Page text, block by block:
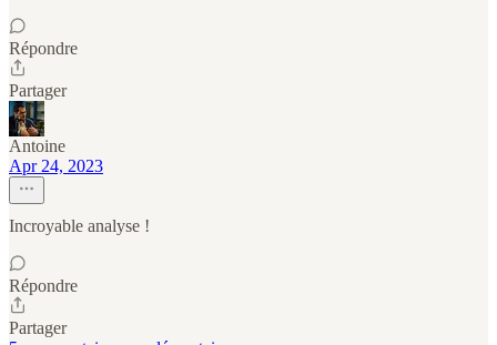
Répondre
Partager
Antoine
Apr 24, 2023
Incroyable analyse !
Répondre
Partager